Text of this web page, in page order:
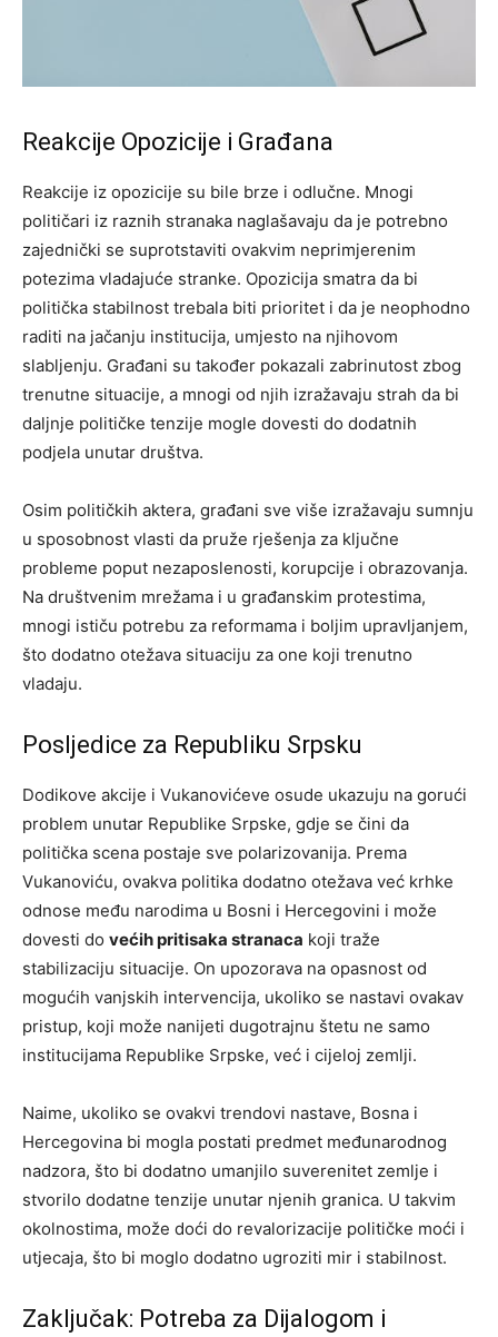
Reakcije Opozicije i Građana
Reakcije iz opozicije su bile brze i odlučne. Mnogi
političari iz raznih stranaka naglašavaju da je potrebno
zajednički se suprotstaviti ovakvim neprimjerenim
potezima vladajuće stranke. Opozicija smatra da bi
politička stabilnost trebala biti prioritet i da je neophodno
raditi na jačanju institucija, umjesto na njihovom
slabljenju. Građani su također pokazali zabrinutost zbog
trenutne situacije, a mnogi od njih izražavaju strah da bi
daljnje političke tenzije mogle dovesti do dodatnih
podjela unutar društva.
Osim političkih aktera, građani sve više izražavaju sumnju
u sposobnost vlasti da pruže rješenja za ključne
probleme poput nezaposlenosti, korupcije i obrazovanja.
Na društvenim mrežama i u građanskim protestima,
mnogi ističu potrebu za reformama i boljim upravljanjem,
što dodatno otežava situaciju za one koji trenutno
vladaju.
Posljedice za Republiku Srpsku
Dodikove akcije i Vukanovićeve osude ukazuju na gorući
problem unutar Republike Srpske, gdje se čini da
politička scena postaje sve polarizovanija. Prema
Vukanoviću, ovakva politika dodatno otežava već krhke
odnose među narodima u Bosni i Hercegovini i može
dovesti do većih pritisaka stranaca koji traže
stabilizaciju situacije. On upozorava na opasnost od
mogućih vanjskih intervencija, ukoliko se nastavi ovakav
pristup, koji može nanijeti dugotrajnu štetu ne samo
institucijama Republike Srpske, već i cijeloj zemlji.
Naime, ukoliko se ovakvi trendovi nastave, Bosna i
Hercegovina bi mogla postati predmet međunarodnog
nadzora, što bi dodatno umanjilo suverenitet zemlje i
stvorilo dodatne tenzije unutar njenih granica. U takvim
okolnostima, može doći do revalorizacije političke moći i
utjecaja, što bi moglo dodatno ugroziti mir i stabilnost.
Zaključak: Potreba za Dijalogom i